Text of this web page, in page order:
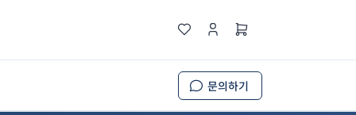
문의하기